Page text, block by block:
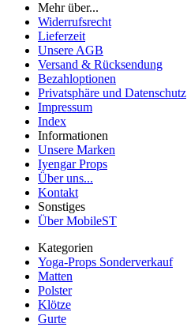
Mehr über...
Widerrufsrecht
Lieferzeit
Unsere AGB
Versand & Rücksendung
Bezahloptionen
Privatsphäre und Datenschutz
Impressum
Index
Informationen
Unsere Marken
Iyengar Props
Über uns...
Kontakt
Sonstiges
Über MobileST
Kategorien
Yoga-Props Sonderverkauf
Matten
Polster
Klötze
Gurte